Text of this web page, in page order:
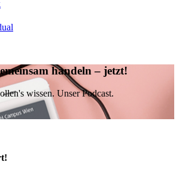
handeln – jetzt!
wissen. Unser Podcast.